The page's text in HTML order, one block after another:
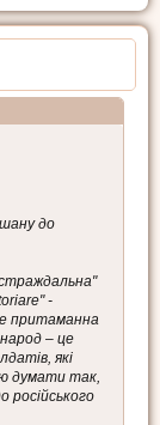
до
-
притаманна
– це
які
думати так,
російського